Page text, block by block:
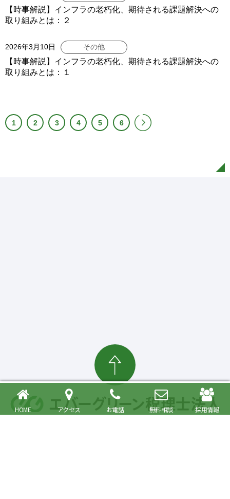
HOME アクセス お電話 無料相談 採用情報
【時事解説】インフラの老朽化、期待される課題解決への
取り組みとは：２
2026年3月10日 その他
【時事解説】インフラの老朽化、期待される課題解決への
取り組みとは：１
1 2 3 4 5 6